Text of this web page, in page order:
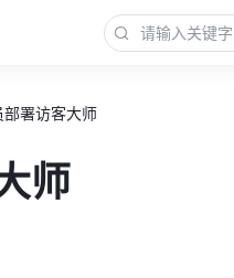
部署访客大师
师